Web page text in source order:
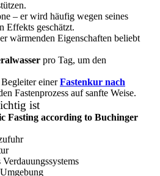
– er wird häufig wegen seines
Effekts geschätzt.
wärmenden Eigenschaften beliebt
pro Tag, um den
einerFastenkur nach
Fastenprozess auf sanfte Weise.
ist
Fasting according to Buchinger